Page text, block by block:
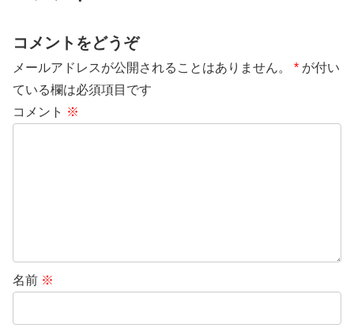
コメントをどうぞ
メールアドレスが公開されることはありません。 * が付い
ている欄は必須項目です
コメント ※
名前 ※